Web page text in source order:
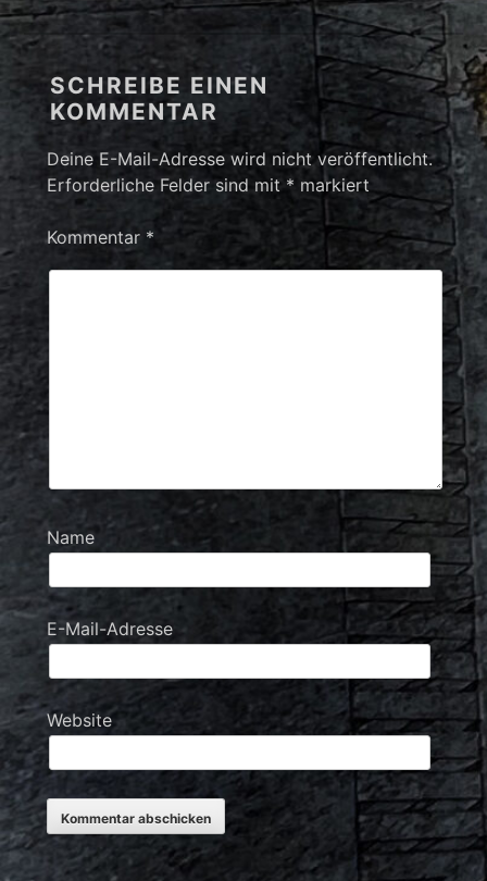
SCHREIBE EINEN
KOMMENTAR
Deine E-Mail-Adresse wird nicht veröffentlicht.
Erforderliche Felder sind mit * markiert
Kommentar *
Name
E-Mail-Adresse
Website